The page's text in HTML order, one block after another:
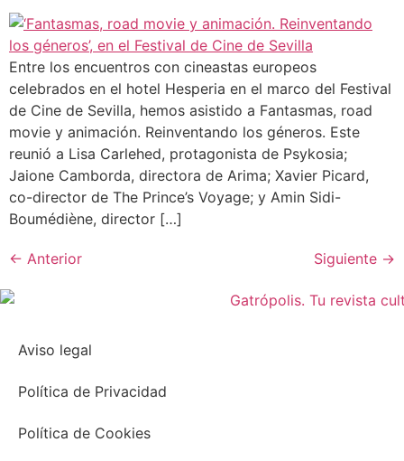
Entre los encuentros con cineastas europeos
celebrados en el hotel Hesperia en el marco del Festival
de Cine de Sevilla, hemos asistido a Fantasmas, road
movie y animación. Reinventando los géneros. Este
reunió a Lisa Carlehed, protagonista de Psykosia;
Jaione Camborda, directora de Arima; Xavier Picard,
co-director de The Prince’s Voyage; y Amin Sidi-
Boumédiène, director […]
← Anterior Siguiente →
Aviso legal
Política de Privacidad
Política de Cookies